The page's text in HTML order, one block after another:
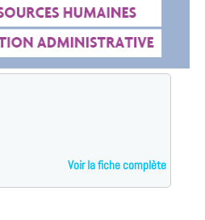
Voir la fiche complète